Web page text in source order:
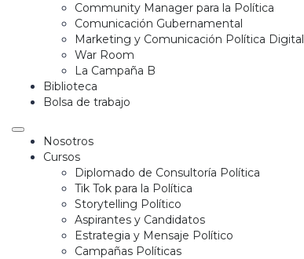
Community Manager para la Política
Comunicación Gubernamental
Marketing y Comunicación Política Digital
War Room
La Campaña B
Biblioteca
Bolsa de trabajo
Nosotros
Cursos
Diplomado de Consultoría Política
Tik Tok para la Política
Storytelling Político
Aspirantes y Candidatos
Estrategia y Mensaje Político
Campañas Políticas